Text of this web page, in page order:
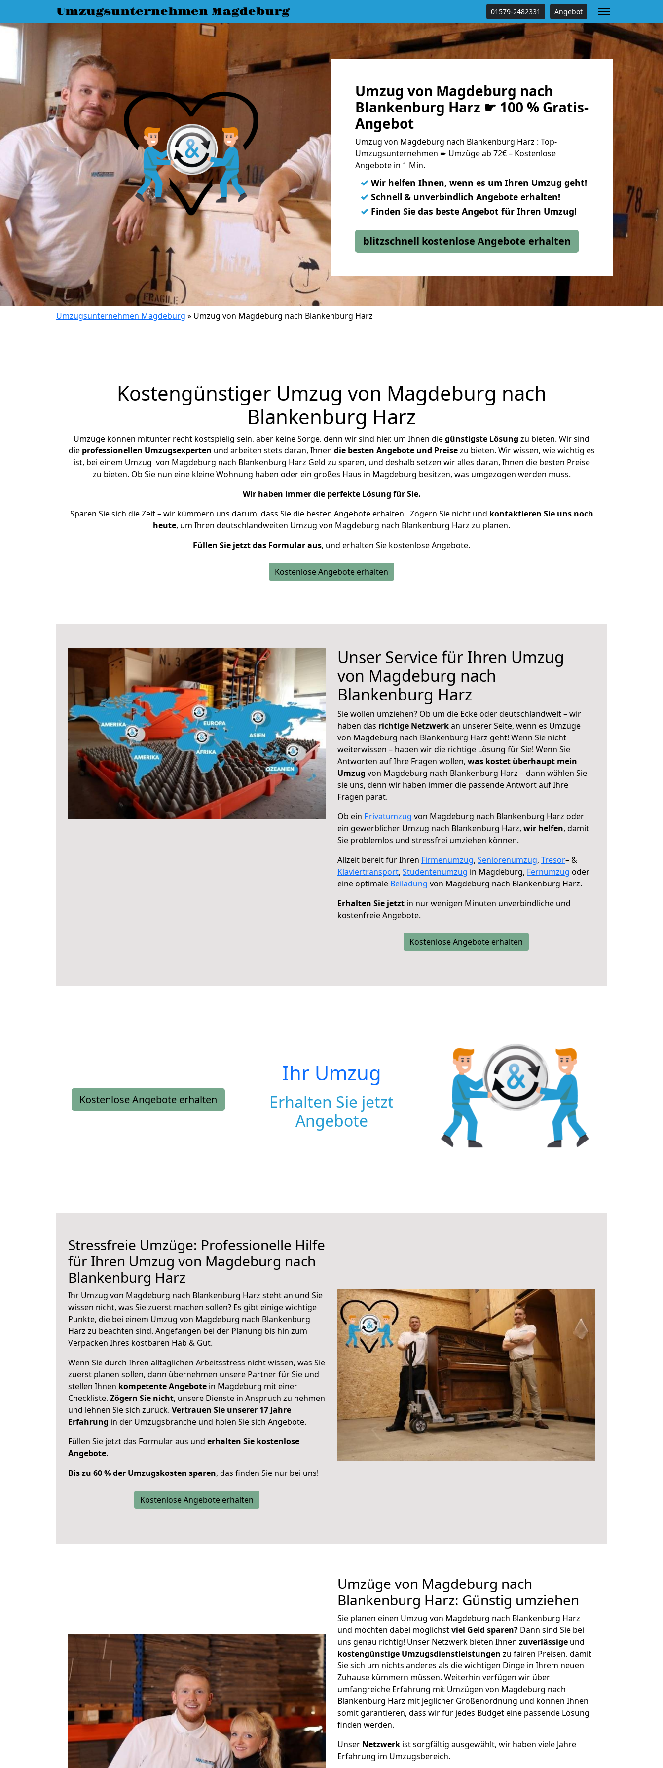
Umzugsunternehmen Magdeburg 01579-2482331 Angebot
Umzug von Magdeburg nach
Blankenburg Harz ☛ 100 % Gratis-
Angebot
Umzug von Magdeburg nach Blankenburg Harz : Top-
Umzugsunternehmen ➨ Umzüge ab 72€ – Kostenlose
Angebote in 1 Min.
✓ Wir helfen Ihnen, wenn es um Ihren Umzug geht!
✓ Schnell & unverbindlich Angebote erhalten!
✓ Finden Sie das beste Angebot für Ihren Umzug!
blitzschnell kostenlose Angebote erhalten
Umzugsunternehmen Magdeburg » Umzug von Magdeburg nach Blankenburg Harz
Kostengünstiger Umzug von Magdeburg nach
Blankenburg Harz
Umzüge können mitunter recht kostspielig sein, aber keine Sorge, denn wir sind hier, um Ihnen diegünstigste Lösung zu bieten. Wir sind
die professionellen Umzugsexperten und arbeiten stets daran, Ihnen die besten Angebote und Preisezu bieten. Wir wissen, wie wichtig es
ist, bei einem Umzug von Magdeburg nach Blankenburg Harz Geld zu sparen, und deshalb setzen wir alles daran, Ihnen die besten Preise
zu bieten. Ob Sie nun eine kleine Wohnung haben oder ein großes Haus in Magdeburg besitzen, was umgezogen werden muss.
Wir haben immer die perfekte Lösung für Sie.
Sparen Sie sich die Zeit – wir kümmern uns darum, dass Sie die besten Angebote erhalten. Zögern Sie nicht und kontaktieren Sie uns noch
heute, um Ihren deutschlandweiten Umzug von Magdeburg nach Blankenburg Harz zu planen.
Füllen Sie jetzt das Formular aus, und erhalten Sie kostenlose Angebote.
Kostenlose Angebote erhalten
Unser Service für Ihren Umzug
von Magdeburg nach
Blankenburg Harz
Sie wollen umziehen? Ob um die Ecke oder deutschlandweit – wir
haben das richtige Netzwerkan unserer Seite, wenn es Umzüge
von Magdeburg nach Blankenburg Harz geht! Wenn Sie nicht
weiterwissen – haben wir die richtige Lösung für Sie! Wenn Sie
Antworten auf Ihre Fragen wollen, was kostet überhaupt mein
Umzug von Magdeburg nach Blankenburg Harz – dann wählen Sie
sie uns, denn wir haben immer die passende Antwort auf Ihre
Fragen parat.
Ob ein Privatumzug von Magdeburg nach Blankenburg Harz oder
ein gewerblicher Umzug nach Blankenburg Harz, wir helfen, damit
Sie problemlos und stressfrei umziehen können.
Allzeit bereit für Ihren Firmenumzug, Seniorenumzug, Tresor– &
Klaviertransport, Studentenumzug in Magdeburg, Fernumzug oder
eine optimale Beiladung von Magdeburg nach Blankenburg Harz.
Erhalten Sie jetzt in nur wenigen Minuten unverbindliche und
kostenfreie Angebote.
Kostenlose Angebote erhalten
Kostenlose Angebote erhalten
Ihr Umzug
Erhalten Sie jetzt
Angebote
Stressfreie Umzüge: Professionelle Hilfe
für Ihren Umzug von Magdeburg nach
Blankenburg Harz
Ihr Umzug von Magdeburg nach Blankenburg Harz steht an und Sie
wissen nicht, was Sie zuerst machen sollen? Es gibt einige wichtige
Punkte, die bei einem Umzug von Magdeburg nach Blankenburg
Harz zu beachten sind. Angefangen bei der Planung bis hin zum
Verpacken Ihres kostbaren Hab & Gut.
Wenn Sie durch Ihren alltäglichen Arbeitsstress nicht wissen, was Sie
zuerst planen sollen, dann übernehmen unsere Partner für Sie und
stellen Ihnen kompetente Angebote in Magdeburg mit einer
Checkliste. Zögern Sie nicht, unsere Dienste in Anspruch zu nehmen
und lehnen Sie sich zurück. Vertrauen Sie unserer 17 Jahre
Erfahrung in der Umzugsbranche und holen Sie sich Angebote.
Füllen Sie jetzt das Formular aus und erhalten Sie kostenlose
Angebote.
Bis zu 60 % der Umzugskosten sparen, das finden Sie nur bei uns!
Kostenlose Angebote erhalten
Umzüge von Magdeburg nach
Blankenburg Harz: Günstig umziehen
Sie planen einen Umzug von Magdeburg nach Blankenburg Harz
und möchten dabei möglichstviel Geld sparen? Dann sind Sie bei
uns genau richtig! Unser Netzwerk bieten Ihnen zuverlässige und
kostengünstige Umzugsdienstleistungen zu fairen Preisen, damit
Sie sich um nichts anderes als die wichtigen Dinge in Ihrem neuen
Zuhause kümmern müssen. Weiterhin verfügen wir über
umfangreiche Erfahrung mit Umzügen von Magdeburg nach
Blankenburg Harz mit jeglicher Größenordnung und können Ihnen
somit garantieren, dass wir für jedes Budget eine passende Lösung
finden werden.
Unser Netzwerk ist sorgfältig ausgewählt, wir haben viele Jahre
Erfahrung im Umzugsbereich.